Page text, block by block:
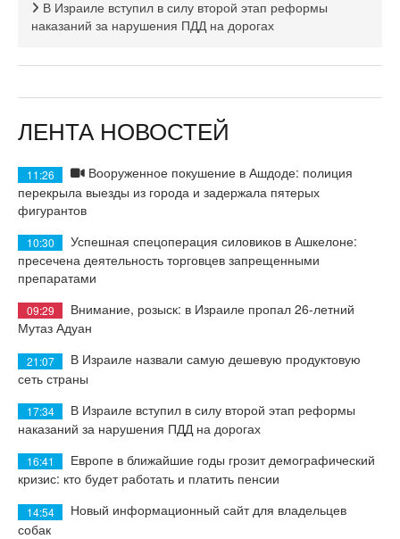
В Израиле вступил в силу второй этап реформы
наказаний за нарушения ПДД на дорогах
ЛЕНТА НОВОСТЕЙ
11:26
Вооруженное покушение в Ашдоде: полиция
перекрыла выезды из города и задержала пятерых
фигурантов
10:30
Успешная спецоперация силовиков в Ашкелоне:
пресечена деятельность торговцев запрещенными
препаратами
09:29
Внимание, розыск: в Израиле пропал 26-летний
Мутаз Адуан
21:07
В Израиле назвали самую дешевую продуктовую
сеть страны
17:34
В Израиле вступил в силу второй этап реформы
наказаний за нарушения ПДД на дорогах
16:41
Европе в ближайшие годы грозит демографический
кризис: кто будет работать и платить пенсии
14:54
Новый информационный сайт для владельцев
собак